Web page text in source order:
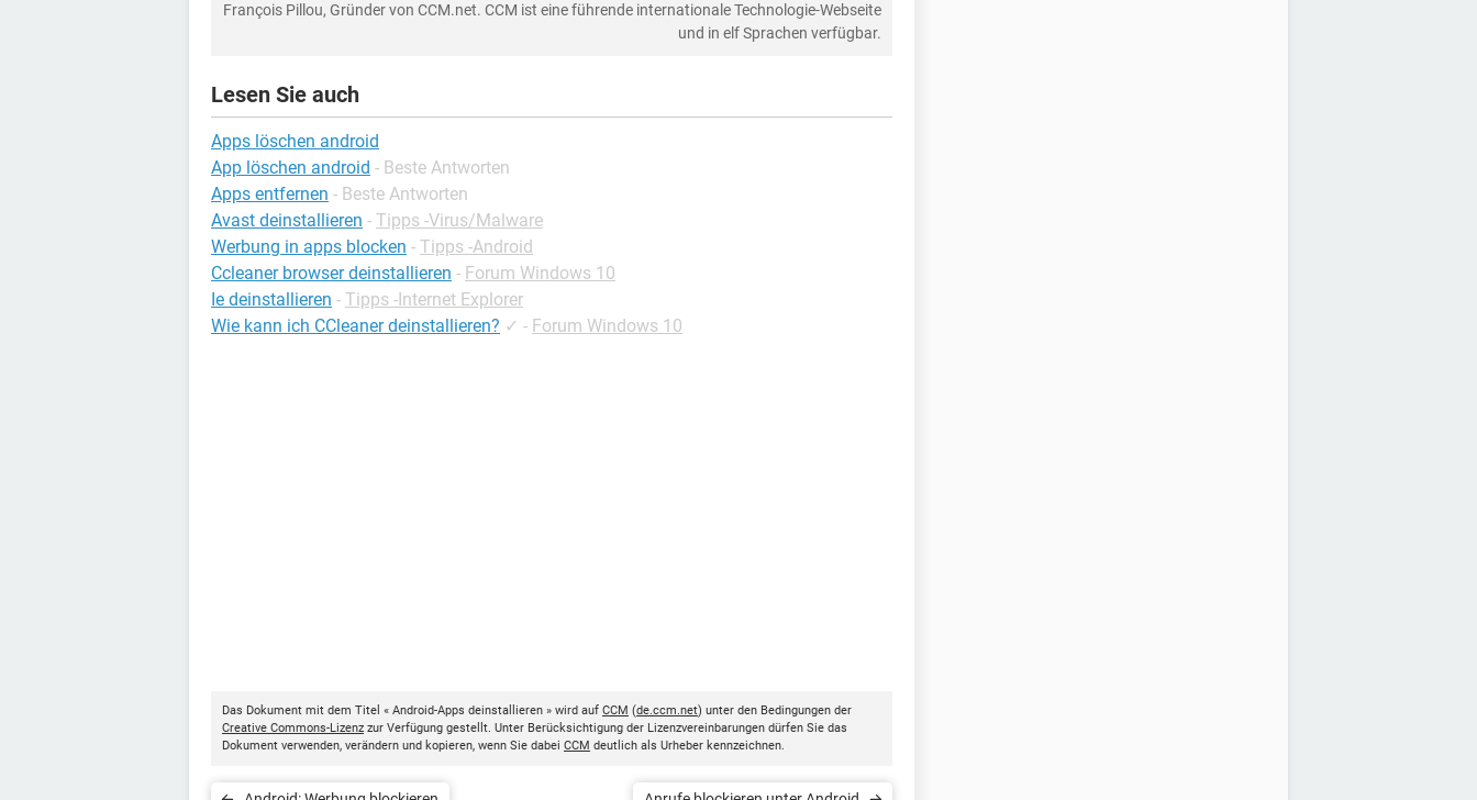
François Pillou, Gründer von CCM.net. CCM ist eine führende internationale Technologie-Webseite
und in elf Sprachen verfügbar.
Lesen Sie auch
Apps löschen android
App löschen android - Beste Antworten
Apps entfernen - Beste Antworten
Avast deinstallieren - Tipps -Virus/Malware
Werbung in apps blocken - Tipps -Android
Ccleaner browser deinstallieren - Forum Windows 10
Ie deinstallieren - Tipps -Internet Explorer
Wie kann ich CCleaner deinstallieren? ✓ - Forum Windows 10
Das Dokument mit dem Titel « Android-Apps deinstallieren » wird auf CCM (de.ccm.net) unter den Bedingungen der
Creative Commons-Lizenz zur Verfügung gestellt. Unter Berücksichtigung der Lizenzvereinbarungen dürfen Sie das
Dokument verwenden, verändern und kopieren, wenn Sie dabei CCM deutlich als Urheber kennzeichnen.